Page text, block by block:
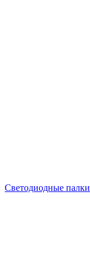
Светодиодные палки